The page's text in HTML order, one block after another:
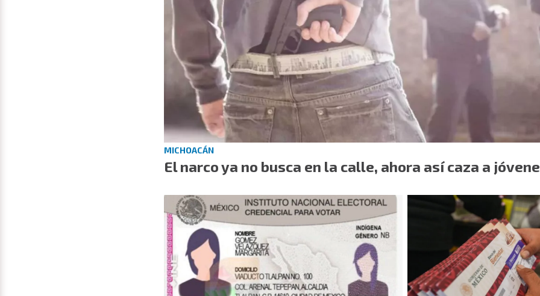
MICHOACÁN
El narco ya no busca en la calle, ahora así caza a